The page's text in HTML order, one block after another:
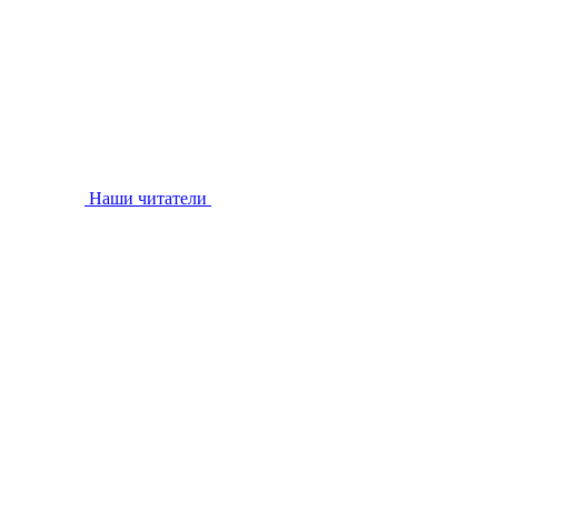
Наши читатели